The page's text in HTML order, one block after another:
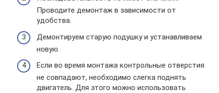
Проводите демонтаж в зависимости от
удобства.
Демонтируем старую подушку и устанавливаем
новую.
Если во время монтажа контрольные отверстия
не совпадают, необходимо слегка поднять
двигатель. Для этого можно использовать